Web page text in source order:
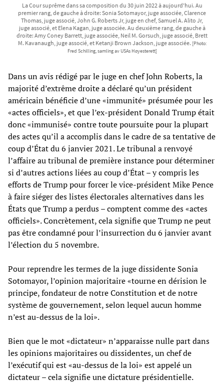
La Cour suprême dans sa composition du 30 juin 2022 à aujourd'hui. Au
premier rang, de gauche à droite: Sonia Sotomayor, juge associée, Clarence
Thomas, juge associé, John G. Roberts Jr, juge en chef, Samuel A. Alito Jr,
juge associé, et Elena Kagan, juge associée. Au deuxième rang, de gauche à
droite: Amy Coney Barrett, juge associée, Neil M. Gorsuch, juge associé, Brett
M. Kavanaugh, juge associé, et Ketanji Brown Jackson, juge associée. [Photo:
Fred Schilling, samling av USAs Høyesterett]
Dans un avis rédigé par le juge en chef John Roberts, la
majorité d’extrême droite a déclaré qu’un président
américain bénéficie d’une «immunité» présumée pour les
«actes officiels», et que l’ex-président Donald Trump était
donc «immunisé» contre toute poursuite pour la plupart
des actes qu’il a accomplis dans le cadre de sa tentative de
coup d’État du 6 janvier 2021. Le tribunal a renvoyé
l’affaire au tribunal de première instance pour déterminer
si d’autres actions liées au coup d’État – y compris les
efforts de Trump pour forcer le vice-président Mike Pence
à faire siéger des listes électorales alternatives dans les
États que Trump a perdus – comptent comme des «actes
officiels». Concrètement, cela signifie que Trump ne peut
pas être condamné pour l’insurrection du 6 janvier avant
l’élection du 5 novembre.
Pour reprendre les termes de la juge dissidente Sonia
Sotomayor, l’opinion majoritaire «tourne en dérision le
principe, fondateur de notre Constitution et de notre
système de gouvernement, selon lequel aucun homme
n’est au-dessus de la loi».
Bien que le mot «dictateur» n’apparaisse nulle part dans
les opinions majoritaires ou dissidentes, un chef de
l’exécutif qui est «au-dessus de la loi» est appelé un
dictateur – cela signifie une dictature présidentielle.